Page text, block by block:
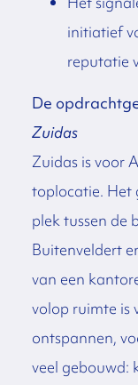
initiatief
reputatie
De
Zuidas
Zuidas is voor
toplocatie. Het
plek tussen de
Buitenveldert
van een
volop ruimte is
ontspannen,
veel gebouwd: